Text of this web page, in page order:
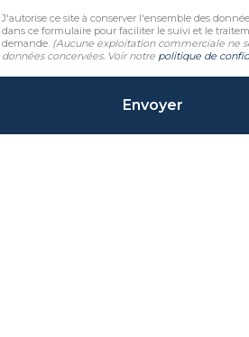
J'autorise ce site à conserver l'ensemble des
dans ce formulaire pour faciliter le suivi et le
demande. (Aucune exploitation commerciale ne
données concervées. Voir notre politique de